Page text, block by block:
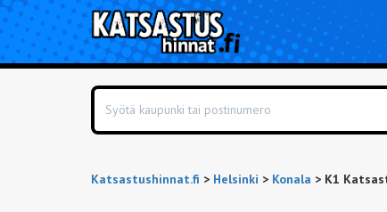
Katsastushinnat.fi > Helsinki > Konala > K1